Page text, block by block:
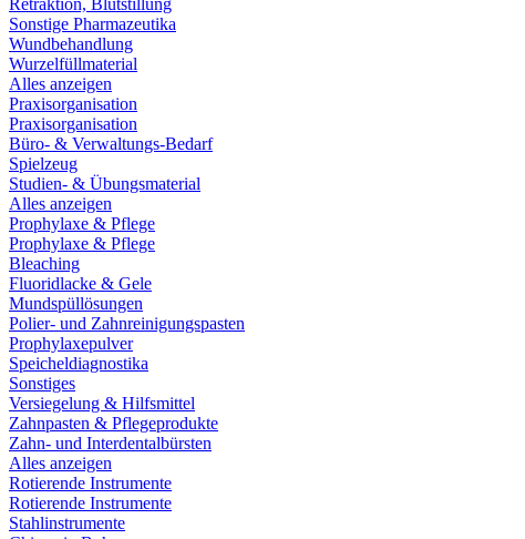
Retraktion, Blutstillung
Sonstige Pharmazeutika
Wundbehandlung
Wurzelfüllmaterial
Alles anzeigen
Praxisorganisation
Praxisorganisation
Büro- & Verwaltungs-Bedarf
Spielzeug
Studien- & Übungsmaterial
Alles anzeigen
Prophylaxe & Pflege
Prophylaxe & Pflege
Bleaching
Fluoridlacke & Gele
Mundspüllösungen
Polier- und Zahnreinigungspasten
Prophylaxepulver
Speicheldiagnostika
Sonstiges
Versiegelung & Hilfsmittel
Zahnpasten & Pflegeprodukte
Zahn- und Interdentalbürsten
Alles anzeigen
Rotierende Instrumente
Rotierende Instrumente
Stahlinstrumente